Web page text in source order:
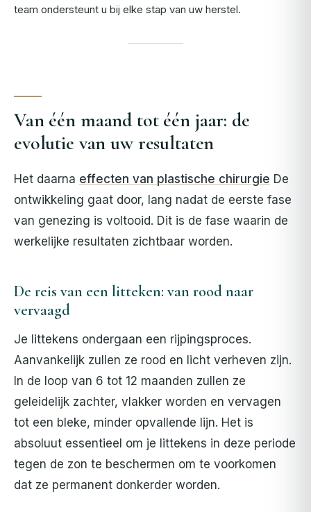
team ondersteunt u bij elke stap van uw herstel.
Van één maand tot één jaar: de
evolutie van uw resultaten
Het daarna effecten van plastische chirurgie De
ontwikkeling gaat door, lang nadat de eerste fase
van genezing is voltooid. Dit is de fase waarin de
werkelijke resultaten zichtbaar worden.
De reis van een litteken: van rood naar
vervaagd
Je littekens ondergaan een rijpingsproces.
Aanvankelijk zullen ze rood en licht verheven zijn.
In de loop van 6 tot 12 maanden zullen ze
geleidelijk zachter, vlakker worden en vervagen
tot een bleke, minder opvallende lijn. Het is
absoluut essentieel om je littekens in deze periode
tegen de zon te beschermen om te voorkomen
dat ze permanent donkerder worden.